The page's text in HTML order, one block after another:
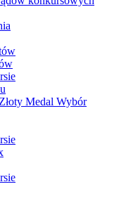
Medal Wybór